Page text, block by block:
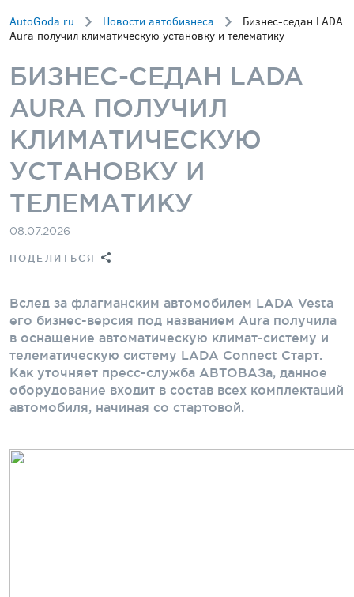
AutoGoda.ru Новости автобизнеса
Бизнес-седан LADA
Aura получил климатическую установку и телематику
БИЗНЕС-СЕДАН LADA
AURA ПОЛУЧИЛ
КЛИМАТИЧЕСКУЮ
УСТАНОВКУ И
ТЕЛЕМАТИКУ
08.07.2026
ПОДЕЛИТЬСЯ
Вслед за флагманским автомобилем LADA Vesta
его бизнес-версия под названием Aura получила
в оснащение автоматическую климат-систему и
телематическую систему LADA Connect Старт.
Как уточняет пресс-служба АВТОВАЗа, данное
оборудование входит в состав всех комплектаций
автомобиля, начиная со стартовой.